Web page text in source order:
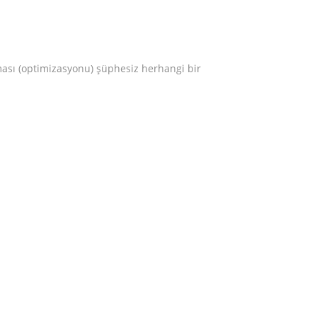
(optimizasyonu) şüphesiz herhangi bir